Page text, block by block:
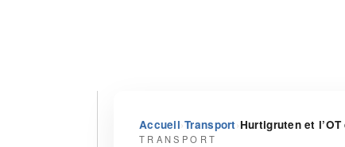
Accueil›Transport ›Hurtigruten et
TRANSPORT